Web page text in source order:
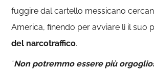
fuggire dal cartello messicano
America, finendo per avviare lì il suo
del narcotraffico.
“Non potremmo essere più